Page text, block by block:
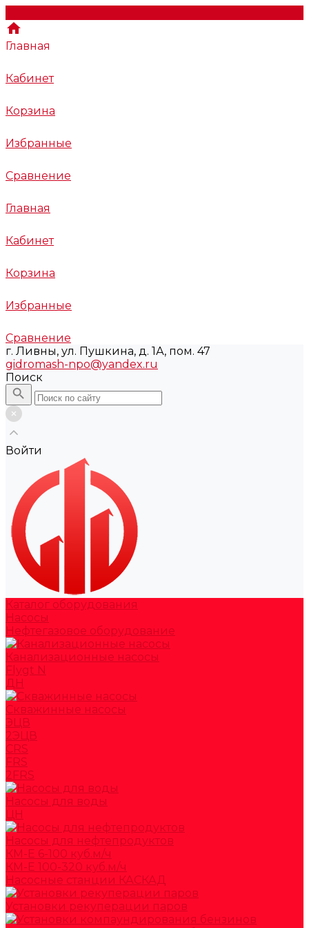
Главная
Кабинет
Корзина
Избранные
Сравнение
Главная
Кабинет
Корзина
Избранные
Сравнение
г. Ливны, ул. Пушкина, д. 1А, пом. 47
gidromash-npo@yandex.ru
Поиск
Войти
Каталог оборудования
Насосы
Нефтегазовое оборудование
Канализационные насосы
Flygt N
ДН
Скважинные насосы
ЭЦВ
2ЭЦВ
CRS
FRS
2FRS
Насосы для воды
ЦН
Насосы для нефтепродуктов
КМ-Е 6-100 куб.м/ч
КМ-Е 100-320 куб.м/ч
Насосные станции КАСКАД
Установки рекуперации паров